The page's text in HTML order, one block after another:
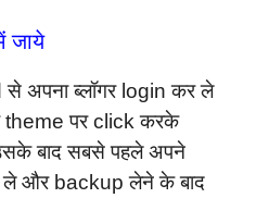
जाये
अपना ब्लॉगर login कर ले
पर click करके
बाद सबसे पहले अपने
ले और backup लेने के बाद